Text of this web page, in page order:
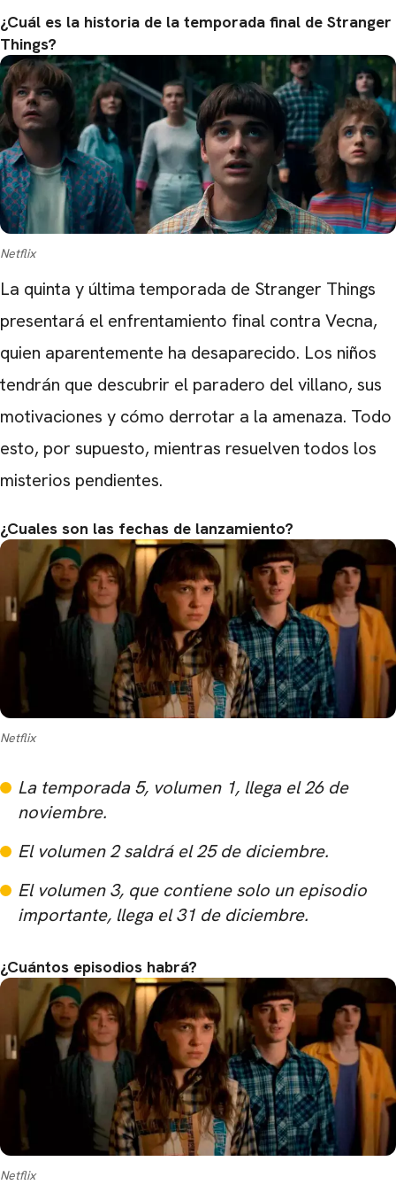
¿Cuál es la historia de la temporada final de Stranger
Things?
Netflix
La quinta y última temporada de Stranger Things
presentará el enfrentamiento final contra Vecna,
quien aparentemente ha desaparecido. Los niños
tendrán que descubrir el paradero del villano, sus
motivaciones y cómo derrotar a la amenaza. Todo
esto, por supuesto, mientras resuelven todos los
misterios pendientes.
¿Cuales son las fechas de lanzamiento?
Netflix
La temporada 5, volumen 1, llega el 26 de
noviembre.
El volumen 2 saldrá el 25 de diciembre.
El volumen 3, que contiene solo un episodio
importante, llega el 31 de diciembre.
¿Cuántos episodios habrá?
Netflix